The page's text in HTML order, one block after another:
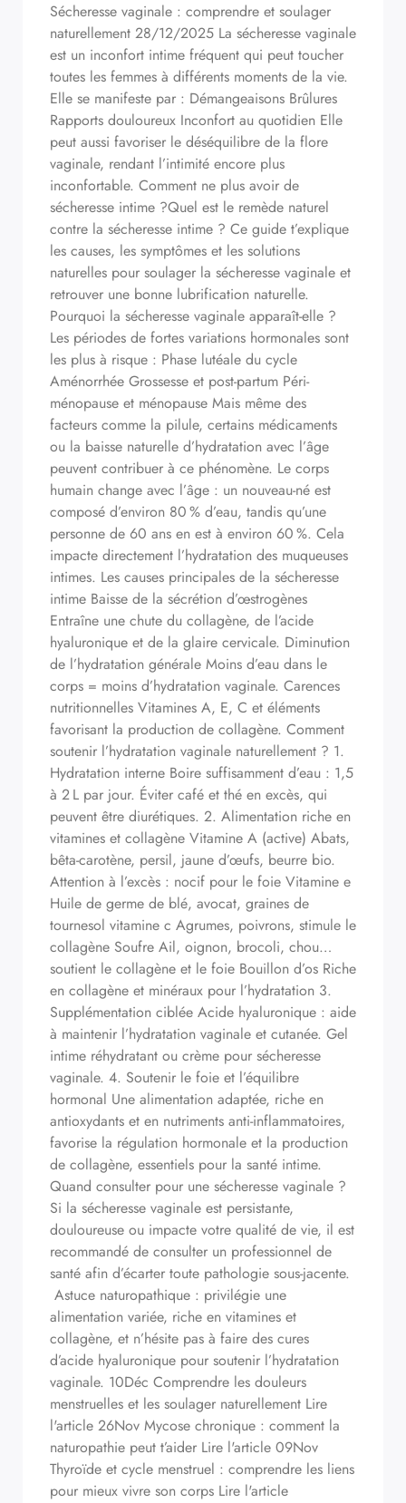
Sécheresse vaginale : comprendre et soulager
naturellement 28/12/2025 La sécheresse vaginale
est un inconfort intime fréquent qui peut toucher
toutes les femmes à différents moments de la vie.
Elle se manifeste par : Démangeaisons Brûlures
Rapports douloureux Inconfort au quotidien Elle
peut aussi favoriser le déséquilibre de la flore
vaginale, rendant l’intimité encore plus
inconfortable. Comment ne plus avoir de
sécheresse intime ?Quel est le remède naturel
contre la sécheresse intime ? Ce guide t’explique
les causes, les symptômes et les solutions
naturelles pour soulager la sécheresse vaginale et
retrouver une bonne lubrification naturelle.
Pourquoi la sécheresse vaginale apparaît-elle ?
Les périodes de fortes variations hormonales sont
les plus à risque : Phase lutéale du cycle
Aménorrhée Grossesse et post-partum Péri-
ménopause et ménopause Mais même des
facteurs comme la pilule, certains médicaments
ou la baisse naturelle d’hydratation avec l’âge
peuvent contribuer à ce phénomène. Le corps
humain change avec l’âge : un nouveau-né est
composé d’environ 80 % d’eau, tandis qu’une
personne de 60 ans en est à environ 60 %. Cela
impacte directement l’hydratation des muqueuses
intimes. Les causes principales de la sécheresse
intime Baisse de la sécrétion d’œstrogènes
Entraîne une chute du collagène, de l’acide
hyaluronique et de la glaire cervicale. Diminution
de l’hydratation générale Moins d’eau dans le
corps = moins d’hydratation vaginale. Carences
nutritionnelles Vitamines A, E, C et éléments
favorisant la production de collagène. Comment
soutenir l’hydratation vaginale naturellement ? 1.
Hydratation interne Boire suffisamment d’eau : 1,5
à 2 L par jour. Éviter café et thé en excès, qui
peuvent être diurétiques. 2. Alimentation riche en
vitamines et collagène Vitamine A (active) Abats,
bêta-carotène, persil, jaune d’œufs, beurre bio.
Attention à l’excès : nocif pour le foie Vitamine e
Huile de germe de blé, avocat, graines de
tournesol vitamine c Agrumes, poivrons, stimule le
collagène Soufre Ail, oignon, brocoli, chou…
soutient le collagène et le foie Bouillon d’os Riche
en collagène et minéraux pour l’hydratation 3.
Supplémentation ciblée Acide hyaluronique : aide
à maintenir l’hydratation vaginale et cutanée. Gel
intime réhydratant ou crème pour sécheresse
vaginale. 4. Soutenir le foie et l’équilibre
hormonal Une alimentation adaptée, riche en
antioxydants et en nutriments anti-inflammatoires,
favorise la régulation hormonale et la production
de collagène, essentiels pour la santé intime.
Quand consulter pour une sécheresse vaginale ?
Si la sécheresse vaginale est persistante,
douloureuse ou impacte votre qualité de vie, il est
recommandé de consulter un professionnel de
santé afin d’écarter toute pathologie sous-jacente.
Astuce naturopathique : privilégie une
alimentation variée, riche en vitamines et
collagène, et n’hésite pas à faire des cures
d’acide hyaluronique pour soutenir l’hydratation
vaginale. 10Déc Comprendre les douleurs
menstruelles et les soulager naturellement Lire
l'article 26Nov Mycose chronique : comment la
naturopathie peut t’aider Lire l'article 09Nov
Thyroïde et cycle menstruel : comprendre les liens
pour mieux vivre son corps Lire l'article